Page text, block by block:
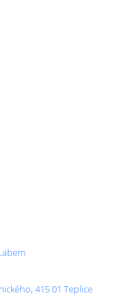
415 01 Teplice